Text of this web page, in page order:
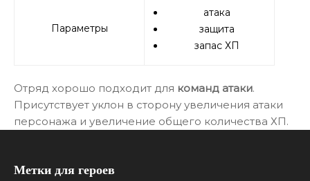
Параметры
атака
защита
запас ХП
Отряд хорошо подходит для команд атаки.
Присутствует уклон в сторону увеличения атаки
персонажа и увеличение общего количества ХП.
Метки для героев